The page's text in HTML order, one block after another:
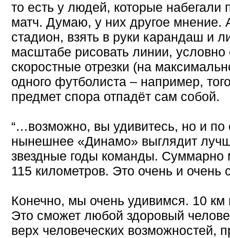
то есть у людей, которые набегали
матч. Думаю, у них другое
стадион, взять в руки карандаш и
масштабе рисовать линии,
скоростные отрезки (на
одного футболиста – например,
предмет спора отпадёт сам собой.
“…возможно, вы удивитесь, но и
нынешнее «Динамо» выглядит
звездные годы команды.
115 километров. Это очень и очень
Конечно, мы очень удивимся. 10 км
Это сможет любой здоровый
верх человеческих возможностей,